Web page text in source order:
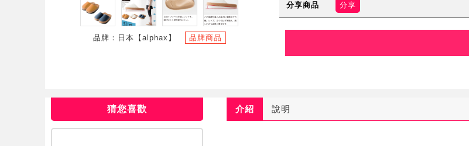
品牌：日本【alphax】 品牌商品
分享商品 分享
猜您喜歡 介紹 說明